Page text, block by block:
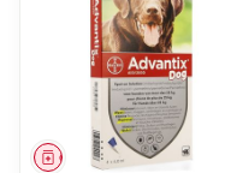
Geneesmiddel